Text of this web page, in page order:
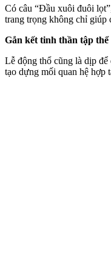
Có câu “Đầu xuôi đuôi
trang trọng không chỉ giúp
Gắn kết tinh thần tập thể
Lễ động thổ cũng là dịp để
tạo dựng mối quan hệ hợp